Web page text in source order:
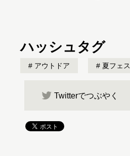
ハッシュタグ
アウトドア 夏フェス
Twitterでつぶやく